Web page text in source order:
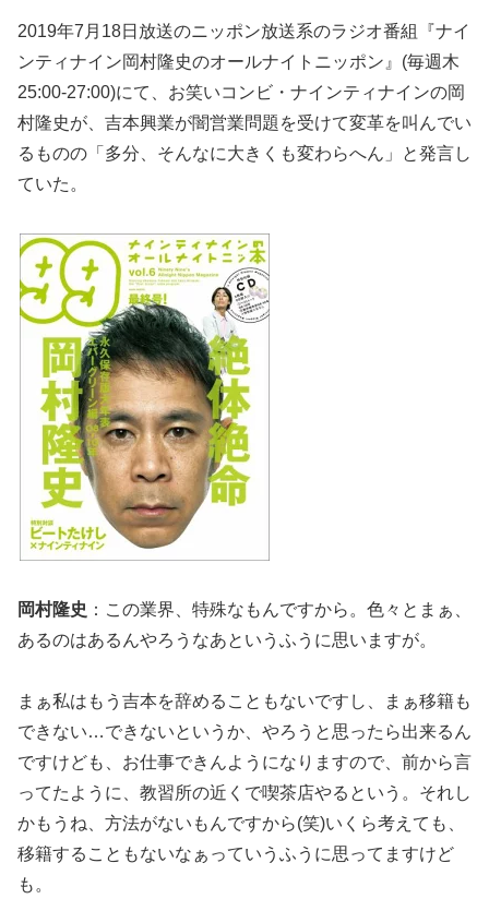
2019年7月18日放送のニッポン放送系のラジオ番組『ナイ
ンティナイン岡村隆史のオールナイトニッポン』(毎週木
25:00-27:00)にて、お笑いコンビ・ナインティナインの岡
村隆史が、吉本興業が闇営業問題を受けて変革を叫んでい
るものの「多分、そんなに大きくも変わらへん」と発言し
ていた。
岡村隆史 ：この業界、特殊なもんですから。色々とまぁ、
あるのはあるんやろうなあというふうに思いますが。
まぁ私はもう吉本を辞めることもないですし、まぁ移籍も
できない…できないというか、やろうと思ったら出来るん
ですけども、お仕事できんようになりますので、前から言
ってたように、教習所の近くで喫茶店やるという。それし
かもうね、方法がないもんですから(笑)いくら考えても、
移籍することもないなぁっていうふうに思ってますけど
も。